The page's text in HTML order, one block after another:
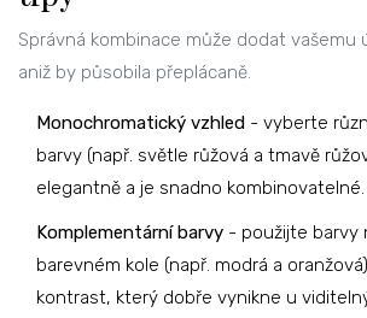
Správná kombinace může dodat vašemu
aniž by působila přeplácaně.
Monochromatický vzhled - vyberte
barvy (např. světle růžová a tmavě
elegantně a je snadno kombinovatelné.
Komplementární barvy - použijte barvy
barevném kole (např. modrá a
kontrast, který dobře vynikne u